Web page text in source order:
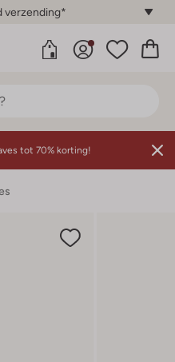
verzending*
tot 70% korting!